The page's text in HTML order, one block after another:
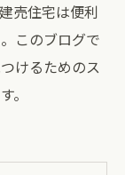
売住宅は便利
このブログで
けるためのス
。